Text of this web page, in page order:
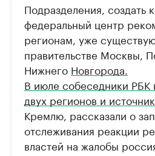
Крупные организации в
нефтегазовой
Найдите и проверьте данные в каталоге
Подразделения, создать
федеральный центр
регионам, уже
правительстве Москвы,
Нижнего Новгорода.
В июле собеседники РБК
двух регионов и
Кремлю, рассказали о
отслеживания реакции
властей на жалобы